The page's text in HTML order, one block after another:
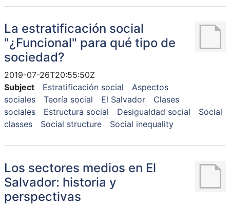
La estratificación social
"¿Funcional" para qué tipo de
sociedad?
2019-07-26T20:55:50Z
Subject
Estratificación social
Aspectos
sociales
Teoría social El Salvador
Clases
sociales
Estructura social Desigualdad social
Social
classes
Social structure Social inequality
Los sectores medios en El
Salvador: historia y
perspectivas